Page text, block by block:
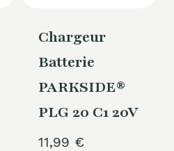
Chargeur
Batterie
PARKSIDE®
PLG 20 C1 20V
11,99 €